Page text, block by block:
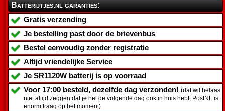
Batterijtjes.nl garanties:
Gratis verzending
Je bestelling past door de brievenbus
Bestel eenvoudig zonder registratie
Altijd vriendelijke Service
Je SR1120W batterij is op voorraad
Voor 17:00 besteld, dezelfde dag verzonden! (dat wil helaas
niet altijd zeggen dat je het de volgende dag ook in huis hebt; PostNL is
enorm traag op het moment)